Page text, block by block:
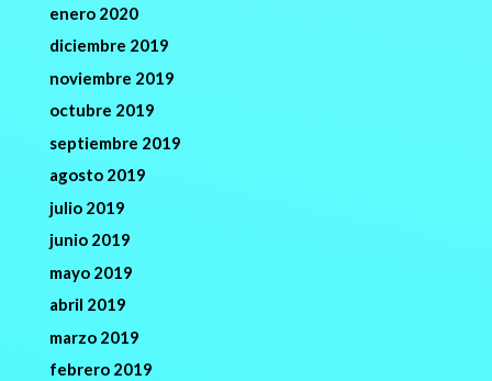
enero 2020
diciembre 2019
noviembre 2019
octubre 2019
septiembre 2019
agosto 2019
julio 2019
junio 2019
mayo 2019
abril 2019
marzo 2019
febrero 2019